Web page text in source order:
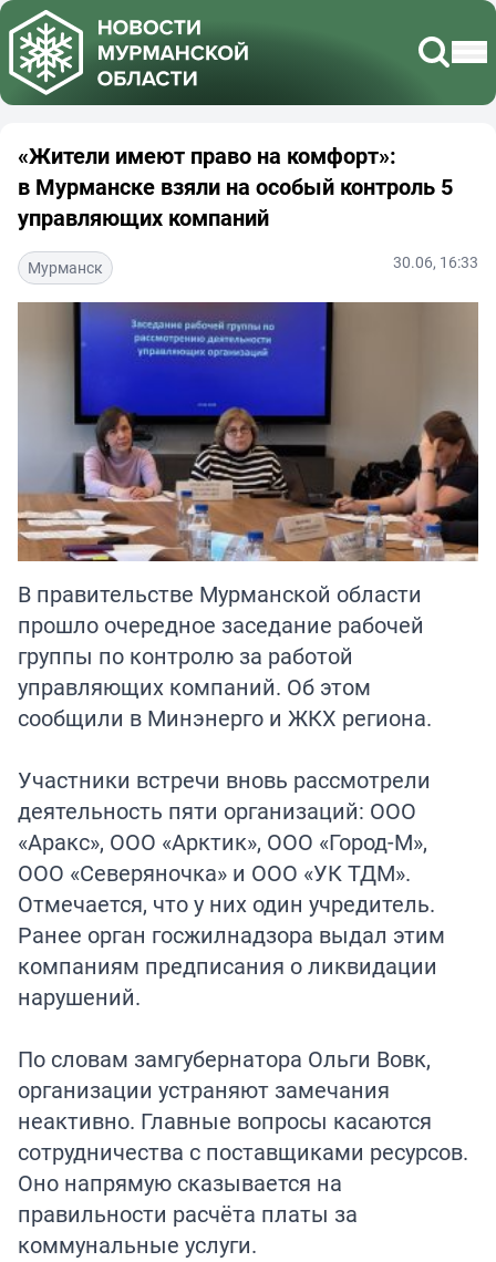
«Жители имеют право на комфорт»:
в Мурманске взяли на особый контроль 5
управляющих компаний
Мурманск 30.06, 16:33
В правительстве Мурманской области
прошло очередное заседание рабочей
группы по контролю за работой
управляющих компаний. Об этом
сообщили в Минэнерго и ЖКХ региона.
Участники встречи вновь рассмотрели
деятельность пяти организаций: ООО
«Аракс», ООО «Арктик», ООО «Город-М»,
ООО «Северяночка» и ООО «УК ТДМ».
Отмечается, что у них один учредитель.
Ранее орган госжилнадзора выдал этим
компаниям предписания о ликвидации
нарушений.
По словам замгубернатора Ольги Вовк,
организации устраняют замечания
неактивно. Главные вопросы касаются
сотрудничества с поставщиками ресурсов.
Оно напрямую сказывается на
правильности расчёта платы за
коммунальные услуги.